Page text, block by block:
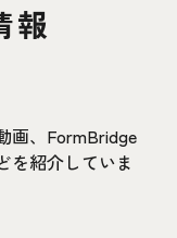
報
画、FormBridge
を紹介していま